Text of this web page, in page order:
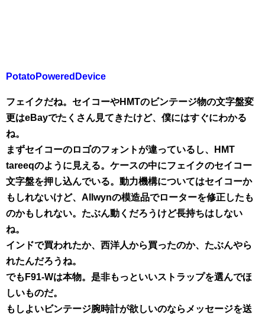
PotatoPoweredDevice
フェイクだね。セイコーやHMTのビンテージ物の文字盤変
更はeBayでたくさん見てきたけど、僕にはすぐにわかる
ね。
まずセイコーのロゴのフォントが違っているし、HMT
tareeqのように見える。ケースの中にフェイクのセイコー
文字盤を押し込んでいる。動力機構についてはセイコーか
もしれないけど、Allwynの模造品でローターを修正したも
のかもしれない。たぶん動くだろうけど長持ちはしない
ね。
インドで買われたか、西洋人から買ったのか、たぶんやら
れたんだろうね。
でもF91-Wは本物。是非もっといいストラップを選んでほ
しいものだ。
もしよいビンテージ腕時計が欲しいのならメッセージを送